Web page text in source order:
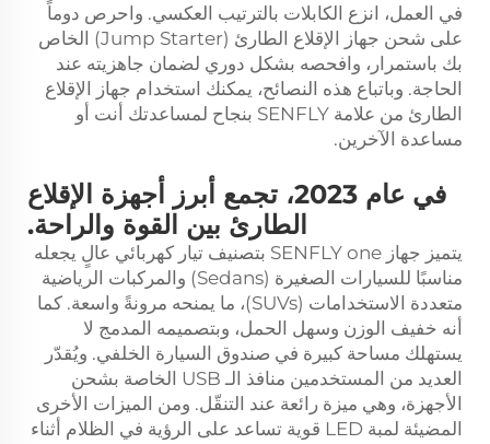
في العمل، انزع الكابلات بالترتيب العكسي. واحرص دوماً
على شحن جهاز الإقلاع الطارئ (Jump Starter) الخاص
بك باستمرار، وافحصه بشكل دوري لضمان جاهزيته عند
الحاجة. وباتباع هذه النصائح، يمكنك استخدام جهاز الإقلاع
الطارئ من علامة SENFLY بنجاح لمساعدتك أنت أو
مساعدة الآخرين.
في عام 2023، تجمع أبرز أجهزة الإقلاع
الطارئ بين القوة والراحة.
يتميز جهاز SENFLY one بتصنيف تيار كهربائي عالٍ يجعله
مناسبًا للسيارات الصغيرة (Sedans) والمركبات الرياضية
متعددة الاستخدامات (SUVs)، ما يمنحه مرونةً واسعة. كما
أنه خفيف الوزن وسهل الحمل، وبتصميمه المدمج لا
يستهلك مساحة كبيرة في صندوق السيارة الخلفي. ويُقدّر
العديد من المستخدمين منافذ الـ USB الخاصة بشحن
الأجهزة، وهي ميزة رائعة عند التنقّل. ومن الميزات الأخرى
المضيئة لمبة LED قوية تساعد على الرؤية في الظلام أثناء